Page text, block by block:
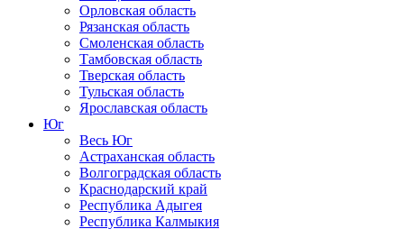
Орловская область
Рязанская область
Смоленская область
Тамбовская область
Тверская область
Тульская область
Ярославская область
Юг
Весь Юг
Астраханская область
Волгоградская область
Краснодарский край
Республика Адыгея
Республика Калмыкия